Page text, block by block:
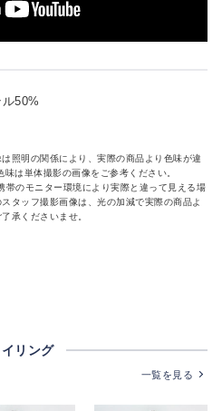
50%
照明の関係により、実際の商品より色味が違
は単体撮影の画像をご参考ください。
のモニター環境により実際と違って見える場
タッフ撮影画像は、光の加減で実際の商品よ
承くださいませ。
リング
一覧を見る